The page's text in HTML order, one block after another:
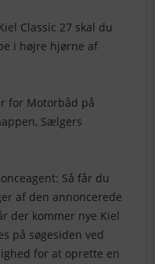
Classic 27 skal du
i højre hjørne af
for Motorbåd på
Sælgers
Så får du
af den annoncerede
der kommer nye Kiel
på søgesiden ved
for at oprette en